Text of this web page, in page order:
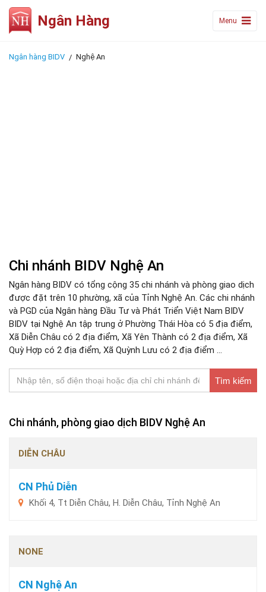
Ngân Hàng Menu
Ngân hàng BIDV Nghệ An
Chi nhánh BIDV Nghệ An
Ngân hàng BIDV có tổng cộng 35 chi nhánh và phòng giao dịch
được đặt trên 10 phường, xã của Tỉnh Nghệ An. Các chi nhánh
và PGD của Ngân hàng Đầu Tư và Phát Triển Việt Nam BIDV
BIDV tại Nghệ An tập trung ở Phường Thái Hòa có 5 địa điểm,
Xã Diễn Châu có 2 địa điểm, Xã Yên Thành có 2 địa điểm, Xã
Quỳ Hợp có 2 địa điểm, Xã Quỳnh Lưu có 2 địa điểm ...
Tìm kiếm
Chi nhánh, phòng giao dịch BIDV Nghệ An
DIỄN CHÂU
CN Phủ Diễn
Khối 4, Tt Diễn Châu, H. Diễn Châu, Tỉnh Nghệ An
NONE
CN Nghệ An